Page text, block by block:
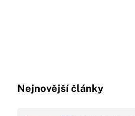
Nejnovější články